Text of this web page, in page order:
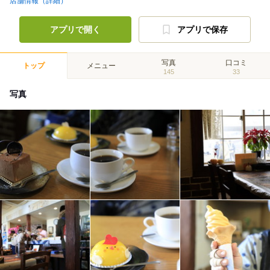
アプリで開く アプリで保存
トップ メニュー 写真
145
口コミ
33
写真